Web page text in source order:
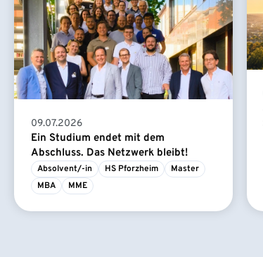
09.07.2026
Ein Studium endet mit dem
Abschluss. Das Netzwerk bleibt!
Absolvent/-in HS Pforzheim
Master
MBA
MME